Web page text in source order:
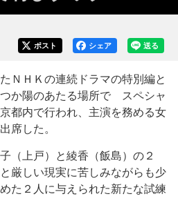
送る
シェア
ポスト
ＮＨＫの連続ドラマの特別編と
か陽のあたる場所で スペシャ
都内で行われ、主演を務める女
席した。
（上戸）と綾香（飯島）の２
厳しい現実に苦しみながらも少
た２人に与えられた新たな試練